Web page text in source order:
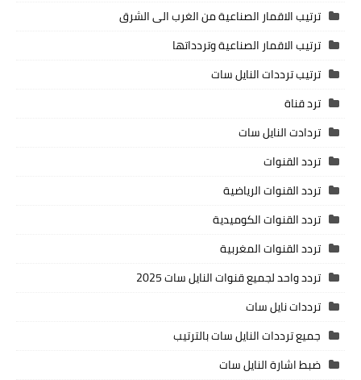
ترتيب الاقمار الصناعية من الغرب الى الشرق
ترتيب الاقمار الصناعية وتردداتها
ترتيب ترددات النايل سات
ترد قناة
تردادت النايل سات
تردد القنوات
تردد القنوات الرياضية
تردد القنوات الكوميدية
تردد القنوات المغربية
تردد واحد لجميع قنوات النايل سات 2025
ترددات نايل سات
جميع ترددات النايل سات بالترتيب
ضبط اشارة النايل سات